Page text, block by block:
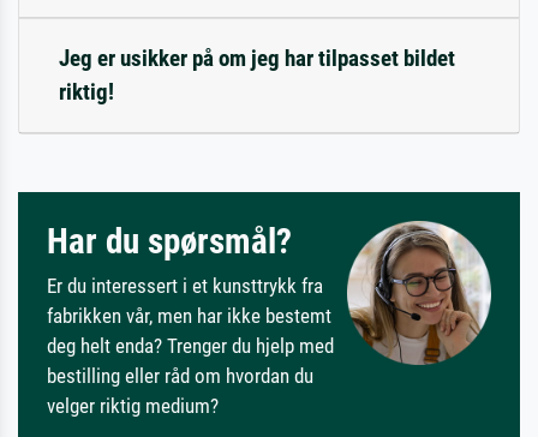
Jeg er usikker på om jeg har tilpasset bildet
riktig!
Har du spørsmål?
Er du interessert i et kunsttrykk fra
fabrikken vår, men har ikke bestemt
deg helt enda? Trenger du hjelp med
bestilling eller råd om hvordan du
velger riktig medium?